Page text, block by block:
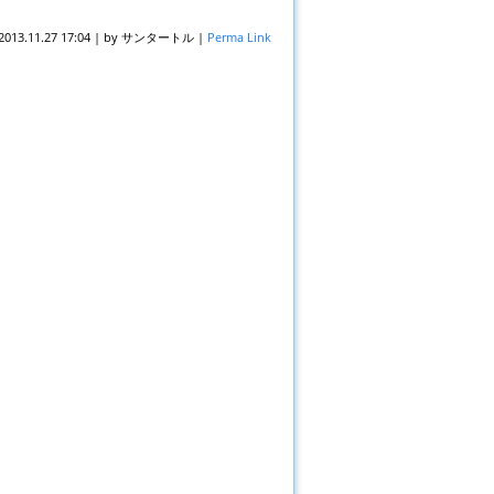
2013.11.27 17:04 | by サンタートル | Perma Link